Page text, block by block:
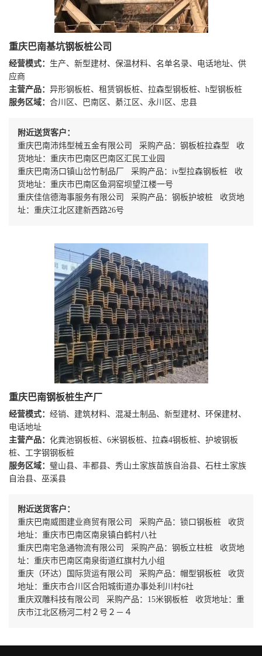
重庆巴南基坑钢板桩公司
经营模式： 生产、新型建材、保温材料、名单名录、电话地址、供
应商
主营产品： 异形钢板桩、租赁钢板桩、拉森型钢板桩、h型钢板桩
服务区域： 合川区、巴南区、綦江区、永川区、忠县
附近送货客户：
重庆巴南沛炜型械五金有限公司 采购产品：钢板桩拉森型 收
货地址：重庆市巴南区巴南区汇民工业园
重庆巴南汤口镇山岔竹制品厂 采购产品：iv型拉森钢板桩 收
货地址：重庆市巴南区鱼洞窑坝望江楼一号
重庆佳信德海事服务有限公司 采购产品：钢板护坡桩 收货地
址：重庆江北区建新西路26号
重庆巴南钢板桩生产厂
经营模式： 经销、建筑材料、混凝土制品、新型建材、环保建材、
电话地址
主营产品： 化粪池钢板桩、6米钢板桩、拉森4钢板桩、护坡钢板
桩、工字钢钢板桩
服务区域： 璧山县、丰都县、秀山土家族苗族自治县、石柱土家族
自治县、巫溪县
附近送货客户：
重庆巴南威图建业商贸有限公司 采购产品：锁口钢板桩 收货
地址：重庆市巴南区南泉镇白鹤村八社
重庆巴南宅急通物流有限公司 采购产品：钢板立柱桩 收货地
址：重庆市巴南区南泉街道红旗村九小组
重庆（环达）国际货运有限公司 采购产品：帽型钢板桩 收货
地址：重庆市合川区合阳城街道办事处利川村6社
重庆双雕科技有限公司 采购产品：15米钢板桩 收货地址：重
庆市江北区杨河二村２号２－４